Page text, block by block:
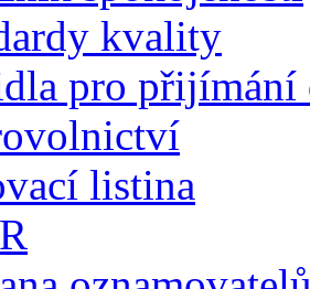
kvality
pro přijímání
listina